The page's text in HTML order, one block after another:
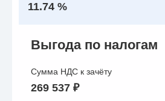
11.74 %
Выгода по налогам
Сумма НДС к зачёту
269 537 ₽